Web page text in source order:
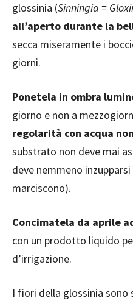
glossinia (Sinningia =
all’aperto durante la
secca miseramente i
giorni.
Ponetela in ombra
giorno e non a
regolarità con acqua
substrato non deve mai
deve nemmeno
marciscono).
Concimatela da aprile
con un prodotto liquido
d’irrigazione.
I fiori della glossinia sono